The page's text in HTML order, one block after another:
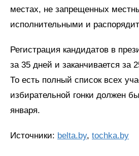
местах, не запрещенных
исполнительными и
Регистрация кандидатов в
за 35 дней и заканчивается за
То есть полный список всех
избирательной гонки должен
января.
Источники: belta.by, tochka.by